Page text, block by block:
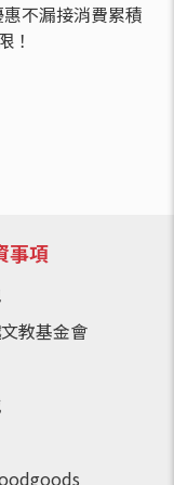
不漏接消費累積
！
事項
教基金會